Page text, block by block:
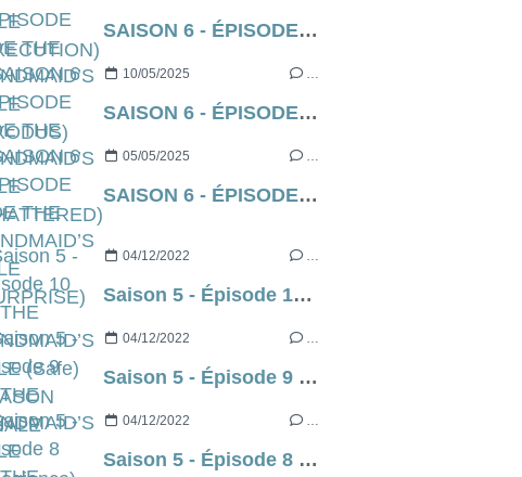
SAISON 6 - ÉPISODE 8 DE THE HANDMAID’S TALE (EXODUS)
10/05/2025 …
SAISON 6 - ÉPISODE 7 DE THE HANDMAID’S TALE (SHATTERED)
05/05/2025 …
SAISON 6 - ÉPISODE 6 DE THE HANDMAID’S TALE (SURPRISE)
04/12/2022 …
Saison 5 - Épisode 10 de THE HANDMAID’S TALE (Safe) SEASON FINALE
04/12/2022 …
Saison 5 - Épisode 9 de THE HANDMAID’S TALE (Allegiance)
04/12/2022 …
Saison 5 - Épisode 8 de THE HANDMAID’S TALE (Motherland)